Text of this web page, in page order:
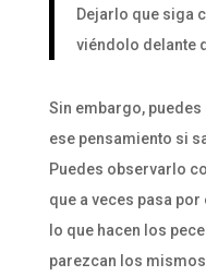
Dejarlo que siga
viéndolo delante
Sin embargo,
ese pensamiento si
Puedes observarlo
que a veces pasa
lo que hacen los
parezcan los